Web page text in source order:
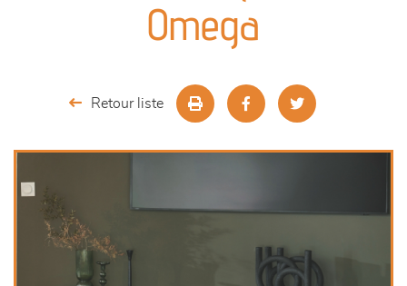
meubles de complémentOmega
Retour liste